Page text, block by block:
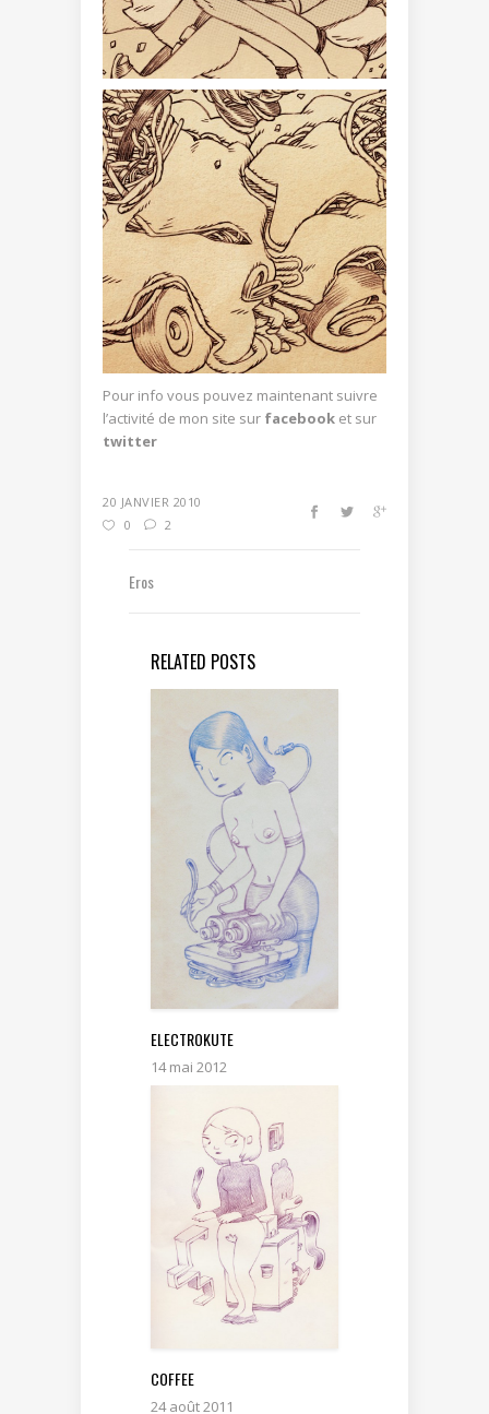
Pour info vous pouvez maintenant suivre
l’activité de mon site sur facebook et sur
twitter
20 JANVIER 2010
0
2
Eros
RELATED POSTS
ELECTROKUTE
14 mai 2012
COFFEE
24 août 2011